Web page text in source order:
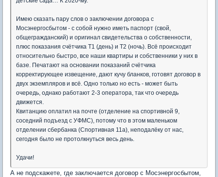
Имею сказать пару слов о заключении договора с
Мосэнергосбытом - с собой нужно иметь паспорт (свой,
общегражданский) и оригинал свидетельства о собственности,
плюс показания счётчика T1 (день) и T2 (ночь). Всё происходит
относительно быстро, все наши квартиры и собственники у них в
базе. Печатают на основании показаний счётчика
корректирующее извещение, дают кучу бланков, готовят договор в
двух экземпляров и всё. Одно только но есть - может быть
очередь, однако работают 2-3 оператора, так что очередь
движется.
Квитанцию оплатил на почте (отделение на спортивной 9,
соседний подъезд с УФМС), потому что в этом маленьком
отделении сбербанка (Спортивная 11а), неподалёку от нас,
сегодня было не протолкнуться весь день.
Удачи!
А не подскажете, где заключается договор с Мосэнергосбытом,